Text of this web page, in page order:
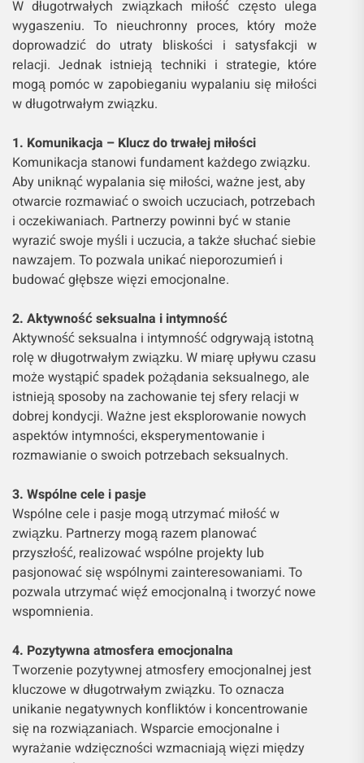
W długotrwałych związkach miłość często ulega
wygaszeniu. To nieuchronny proces, który może
doprowadzić do utraty bliskości i satysfakcji w
relacji. Jednak istnieją techniki i strategie, które
mogą pomóc w zapobieganiu wypalaniu się miłości
w długotrwałym związku.
1. Komunikacja – Klucz do trwałej miłości
Komunikacja stanowi fundament każdego związku.
Aby uniknąć wypalania się miłości, ważne jest, aby
otwarcie rozmawiać o swoich uczuciach, potrzebach
i oczekiwaniach. Partnerzy powinni być w stanie
wyrazić swoje myśli i uczucia, a także słuchać siebie
nawzajem. To pozwala unikać nieporozumień i
budować głębsze więzi emocjonalne.
2. Aktywność seksualna i intymność
Aktywność seksualna i intymność odgrywają istotną
rolę w długotrwałym związku. W miarę upływu czasu
może wystąpić spadek pożądania seksualnego, ale
istnieją sposoby na zachowanie tej sfery relacji w
dobrej kondycji. Ważne jest eksplorowanie nowych
aspektów intymności, eksperymentowanie i
rozmawianie o swoich potrzebach seksualnych.
3. Wspólne cele i pasje
Wspólne cele i pasje mogą utrzymać miłość w
związku. Partnerzy mogą razem planować
przyszłość, realizować wspólne projekty lub
pasjonować się wspólnymi zainteresowaniami. To
pozwala utrzymać więź emocjonalną i tworzyć nowe
wspomnienia.
4. Pozytywna atmosfera emocjonalna
Tworzenie pozytywnej atmosfery emocjonalnej jest
kluczowe w długotrwałym związku. To oznacza
unikanie negatywnych konfliktów i koncentrowanie
się na rozwiązaniach. Wsparcie emocjonalne i
wyrażanie wdzięczności wzmacniają więzi między